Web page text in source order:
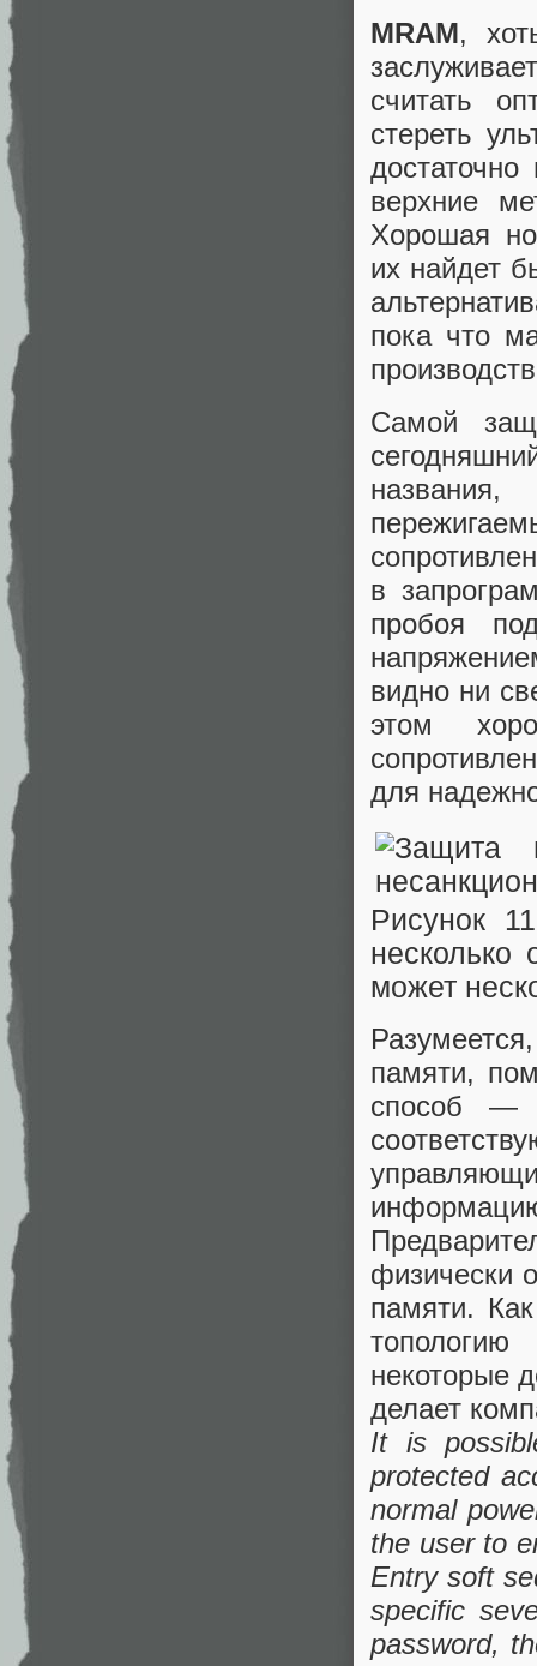
MRAM,
считать
стереть
верхние
Хорошая
их найдет
пока что
Самой
в
пробоя
видно ни
этом
для
Рисунок
несколько
может
памяти,
способ —
физически
памяти.
некоторые
делает
It is
protected
normal
the user to
Entry soft
specific
password,